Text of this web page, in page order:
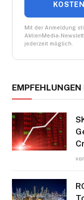
Mit der Anmeldung
AktienMedia-
jederzeit möglich.